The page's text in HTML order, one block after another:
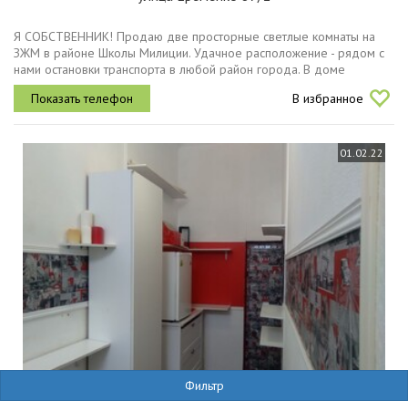
Фильтр
Я СОБСТВЕННИК! Продаю две просторные светлые комнаты на
ЗЖМ в районе Школы Милиции. Удачное расположение - рядом с
нами остановки транспорта в любой район города. В доме
расположены - парикмахерская, магазин Красное-Белое, рядом
Магнит, в...
В избранное
01.02.22